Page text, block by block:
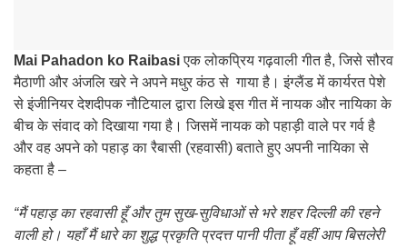
Mai Pahadon ko Raibasi एक लोकप्रिय गढ़वाली गीत है, जिसे सौरव
मैठाणी और अंजलि खरे ने अपने मधुर कंठ से गाया है। इंग्लैंड में कार्यरत पेशे
से इंजीनियर देशदीपक नौटियाल द्वारा लिखे इस गीत में नायक और नायिका के
बीच के संवाद को दिखाया गया है। जिसमें नायक को पहाड़ी वाले पर गर्व है
और वह अपने को पहाड़ का रैबासी (रहवासी) बताते हुए अपनी नायिका से
कहता है –
“मैं पहाड़ का रहवासी हूँ और तुम सुख-सुविधाओं से भरे शहर दिल्ली की रहने
वाली हो। यहाँ मैं धारे का शुद्ध प्रकृति प्रदत्त पानी पीता हूँ वहीं आप बिसलेरी